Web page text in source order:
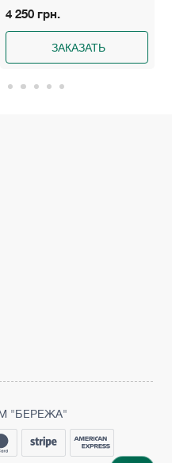
4 250 грн.
ЗАКАЗАТЬ
"БЕРЕЖА"